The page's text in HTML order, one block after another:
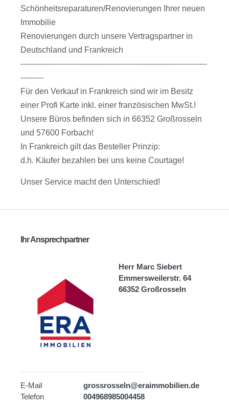
Schönheitsreparaturen/Renovierungen Ihrer neuen
Immobilie
Renovierungen durch unsere Vertragspartner in
Deutschland und Frankreich
-------------------------------------------------------------------------
---------
Für den Verkauf in Frankreich sind wir im Besitz
einer Profi Karte inkl. einer französischen MwSt.!
Unsere Büros befinden sich in 66352 Großrosseln
und 57600 Forbach!
In Frankreich gilt das Besteller Prinzip:
d.h. Käufer bezahlen bei uns keine Courtage!
Unser Service macht den Unterschied!
Ihr Ansprechpartner
Herr Marc Siebert
Emmersweilerstr. 64
66352 Großrosseln
E-Mail
grossrosseln@eraimmobilien.de
Telefon
004968985004458